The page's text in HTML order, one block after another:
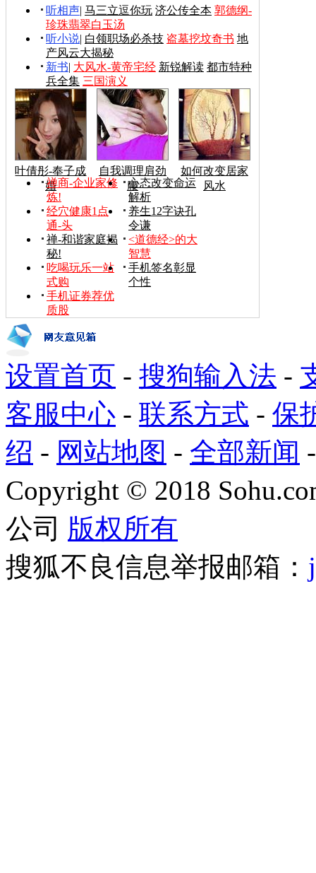
听相声| 马三立逗你玩 济公传全本 郭德纲-
珍珠翡翠白玉汤
听小说| 白领职场必杀技 盗墓挖坟奇书 地
产风云大揭秘
新书| 大风水-黄帝宅经 新锐解读 都市特种
兵全集 三国演义
叶倩彤-奉子成
婚
自我调理肩劲
腰
如何改变居家
风水
禅商-企业家修
炼!
心态改变命运
解析
经穴健康1点
通-头
养生12字诀孔
令谦
禅-和谐家庭揭
秘!
<道德经>的大
智慧
吃喝玩乐一站
式购
手机签名彰显
个性
手机证券荐优
质股
设置首页 - 搜狗输入法 -
客服中心 - 联系方式 - 保
绍 - 网站地图 - 全部新闻
Copyright © 2018
公司 版权所有
搜狐不良信息举报邮箱：